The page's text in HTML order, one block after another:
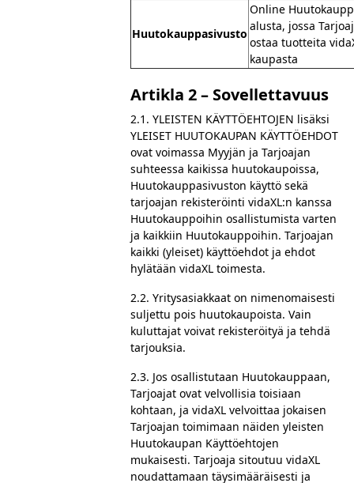
Huutokauppasivusto
Online
alusta, jossa
ostaa tuotteita
kaupasta
Artikla 2 – Sovellettavuus
2.1. YLEISTEN KÄYTTÖEHTOJEN lisäksi
YLEISET HUUTOKAUPAN KÄYTTÖEHDOT
ovat voimassa Myyjän ja Tarjoajan
suhteessa kaikissa huutokaupoissa,
Huutokauppasivuston käyttö sekä
tarjoajan rekisteröinti vidaXL:n kanssa
Huutokauppoihin osallistumista varten
ja kaikkiin Huutokauppoihin. Tarjoajan
kaikki (yleiset) käyttöehdot ja ehdot
hylätään vidaXL toimesta.
2.2. Yritysasiakkaat on nimenomaisesti
suljettu pois huutokaupoista. Vain
kuluttajat voivat rekisteröityä ja tehdä
tarjouksia.
2.3. Jos osallistutaan Huutokauppaan,
Tarjoajat ovat velvollisia toisiaan
kohtaan, ja vidaXL velvoittaa jokaisen
Tarjoajan toimimaan näiden yleisten
Huutokaupan Käyttöehtojen
mukaisesti. Tarjoaja sitoutuu vidaXL
noudattamaan täysimääräisesti ja